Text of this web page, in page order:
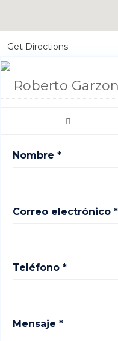
Get Directions
Roberto
Nombre *
Correo electrónico *
Teléfono *
Mensaje *